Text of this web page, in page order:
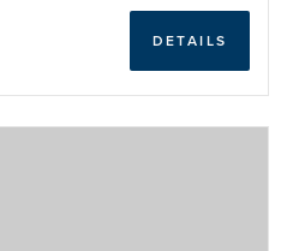
DETAILS